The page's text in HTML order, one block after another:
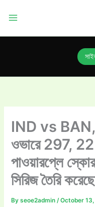
IND vs
ওভারে 297, 22
পাওয়ারপ্লে
সিরিজ তৈরি
Byseoe2admin/October